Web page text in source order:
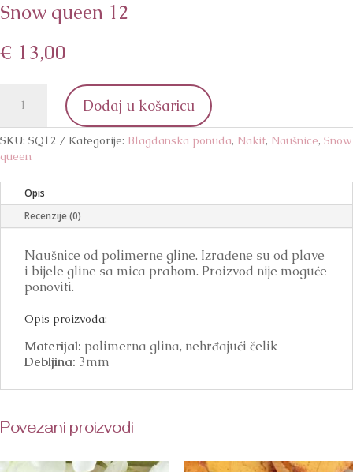
Snow queen 12
€ 13,00
queen
količina
Dodaj u košaricu
SKU: SQ12 Kategorije: Blagdanska ponuda, Nakit, Naušnice, Snow
queen
Opis
Recenzije (0)
Naušnice od polimerne gline. Izrađene su od plave
i bijele gline sa mica prahom. Proizvod nije moguće
ponoviti.
Opis proizvoda:
Materijal: polimerna glina, nehrđajući čelik
Debljina: 3mm
Povezani proizvodi